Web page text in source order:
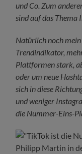
und Co. Zum
sind auf das
Natürlich noch mein
Trendindikator,
Plattformen stark,
oder um neue
sich in diese
und weniger
die Nummer-Eins-